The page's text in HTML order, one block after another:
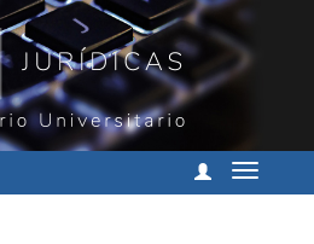
Cambiar